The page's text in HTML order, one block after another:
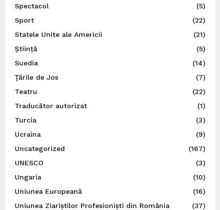
Spectacol
(5)
Sport
(22)
Statele Unite ale Americii
(21)
Știință
(5)
Suedia
(14)
Ţările de Jos
(7)
Teatru
(22)
Traducător autorizat
(1)
Turcia
(3)
Ucraina
(9)
Uncategorized
(167)
UNESCO
(3)
Ungaria
(10)
Uniunea Europeană
(16)
Uniunea Ziariștilor Profesioniști din România
(37)